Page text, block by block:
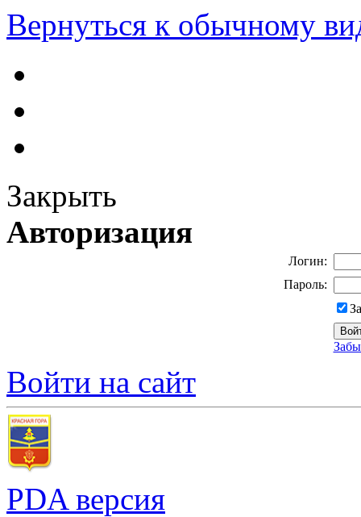
Вернуться к обычному
Закрыть
Авторизация
Логин:
Пароль:
Войти на сайт
PDA версия